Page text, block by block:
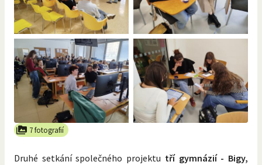
7 fotografií
Druhé setkání společného projektu tří gymnázií - Bigy,